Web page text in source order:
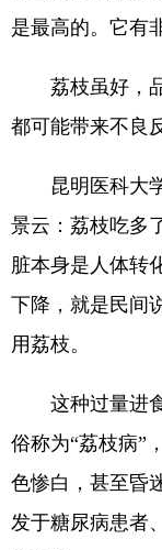
是最高的。它有
荔枝虽好，品
都可能带来不良
昆明医科大学
景云：荔枝吃多
脏本身是人体转
下降，就是民间
用荔枝。
这种过量进食
俗称为“荔枝病”
色惨白，甚至昏
发于糖尿病患者